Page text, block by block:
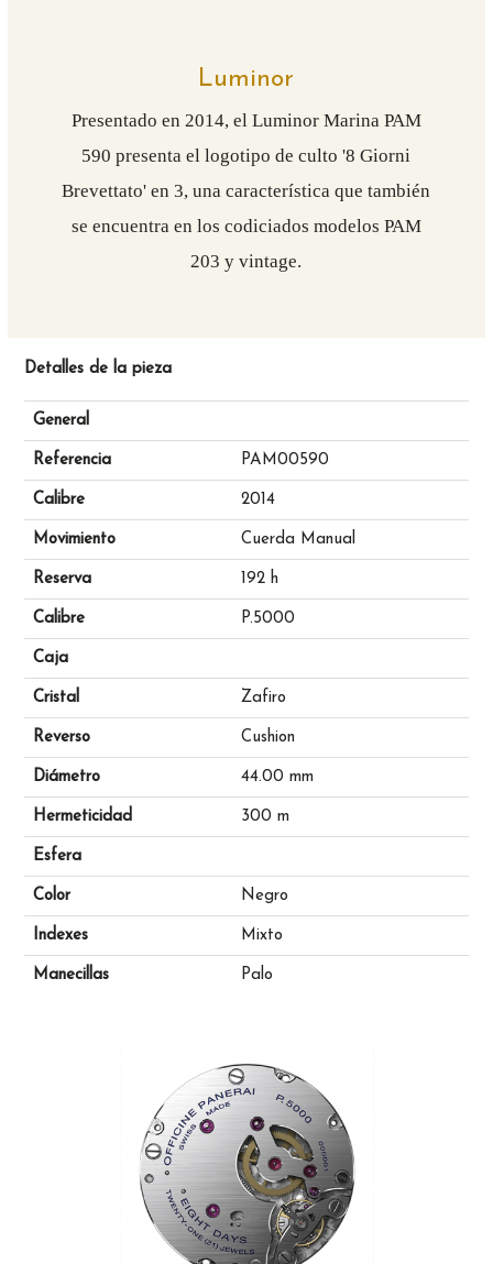
Luminor
Presentado en 2014, el Luminor Marina PAM
590 presenta el logotipo de culto '8 Giorni
Brevettato' en 3, una característica que también
se encuentra en los codiciados modelos PAM
203 y vintage.
Detalles de la pieza
General
Referencia PAM00590
Calibre 2014
Movimiento Cuerda Manual
Reserva 192 h
Calibre P.5000
Caja
Cristal Zafiro
Reverso Cushion
Diámetro 44.00 mm
Hermeticidad 300 m
Esfera
Color Negro
Indexes Mixto
Manecillas Palo